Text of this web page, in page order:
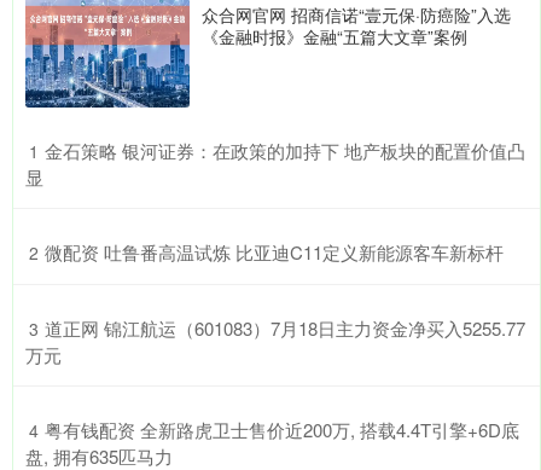
众合网官网 招商信诺“壹元保·防癌险”入选
《金融时报》金融“五篇大文章”案例
1 ​金石策略 银河证券：在政策的加持下 地产板块的配置价值凸
显
2 ​微配资 吐鲁番高温试炼 比亚迪C11定义新能源客车新标杆
3 ​道正网 锦江航运（601083）7月18日主力资金净买入5255.77
万元
4 ​粤有钱配资 全新路虎卫士售价近200万, 搭载4.4T引擎+6D底
盘, 拥有635匹马力